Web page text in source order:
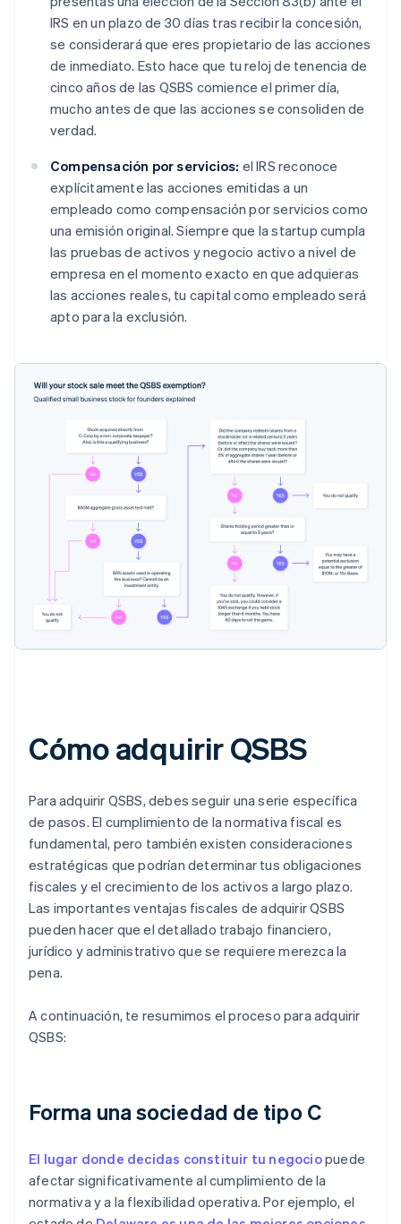
IRS en un plazo de 30 días tras recibir la concesión,
se considerará que eres propietario de las acciones
de inmediato. Esto hace que tu reloj de tenencia de
cinco años de las QSBS comience el primer día,
mucho antes de que las acciones se consoliden de
verdad.
Compensación por servicios: el IRS reconoce
explícitamente las acciones emitidas a un
empleado como compensación por servicios como
una emisión original. Siempre que la startup cumpla
las pruebas de activos y negocio activo a nivel de
empresa en el momento exacto en que adquieras
las acciones reales, tu capital como empleado será
apto para la exclusión.
Cómo adquirir QSBS
Para adquirir QSBS, debes seguir una serie específica
de pasos. El cumplimiento de la normativa fiscal es
fundamental, pero también existen consideraciones
estratégicas que podrían determinar tus obligaciones
fiscales y el crecimiento de los activos a largo plazo.
Las importantes ventajas fiscales de adquirir QSBS
pueden hacer que el detallado trabajo financiero,
jurídico y administrativo que se requiere merezca la
pena.
A continuación, te resumimos el proceso para adquirir
QSBS:
Forma una sociedad de tipo C
El lugar donde decidas constituir tu negociopuede
afectar significativamente al cumplimiento de la
normativa y a la flexibilidad operativa. Por ejemplo, el